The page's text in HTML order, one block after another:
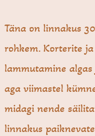
Täna on linnakus
rohkem. Korterite
lammutamine
aga viimastel
midagi nende
linnakus